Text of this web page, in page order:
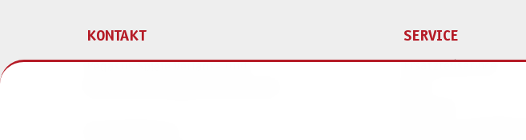
KONTAKT SERVICE
Ersatzteilservice